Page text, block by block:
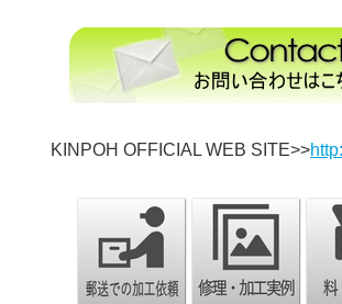
KINPOH OFFICIAL WEB SITE>>